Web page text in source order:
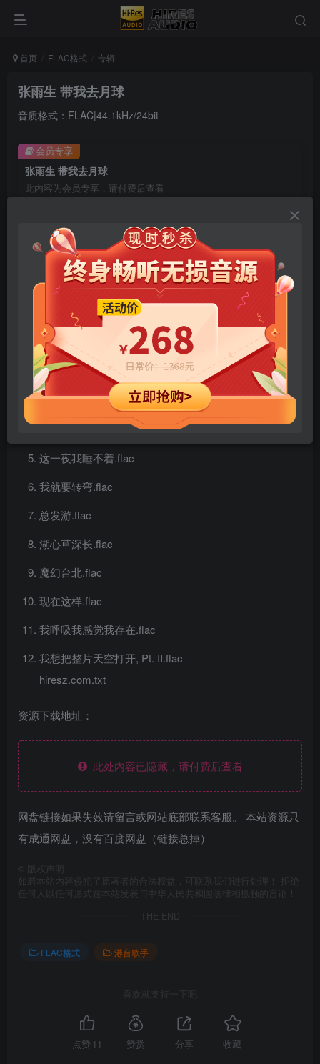
首页 FLAC格式 专辑
张雨生 带我去月球
音质格式：FLAC|44.1kHz/24bit
张雨生 带我去月球
此内容为会员专享，请付费后查看
9.9 99
年卡会员 免费 永久会员
立即购买
您当前未登录！建议登陆后购买，可保存购买订单
会员专享
序曲.flac
我想把整片天空打开.flac
Nameless.flac
带我去月球.flac
这一夜我睡不着.flac
我就要转弯.flac
总发游.flac
湖心草深长.flac
魔幻台北.flac
现在这样.flac
我呼吸我感觉我存在.flac
我想把整片天空打开, Pt. II.flac
hiresz.com.txt
资源下载地址：
此处内容已隐藏，请付费后查看
网盘链接如果失效请留言或网站底部联系客服。 本站资源只
有成通网盘，没有百度网盘（链接总掉）
版权声明
如若本站内容侵犯了原著者的合法权益，可联系我们进行处理！ 拒绝
任何人以任何形式在本站发表与中华人民共和国法律相抵触的言论！
THE END
FLAC格式 港台歌手
喜欢就支持一下吧
点赞 11 赞赏 分享 收藏